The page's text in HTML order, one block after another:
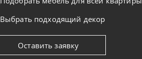
Выбрать подходящий декор
Оставить заявку